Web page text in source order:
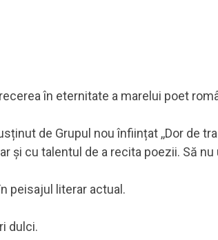
în eternitate a marelui poet
de Grupul nou înființat ,,Dor de
și cu talentul de a recita poezii. Să
peisajul literar actual.
dulci.